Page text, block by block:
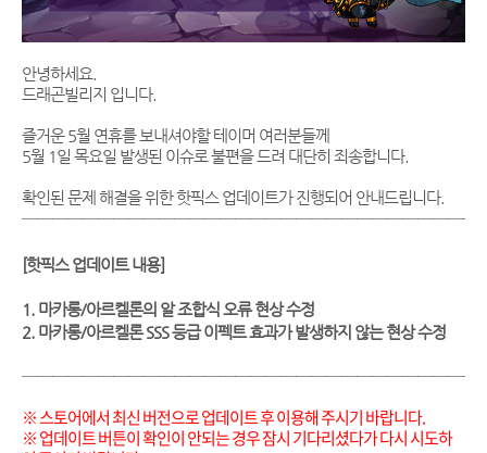
안녕하세요.
드래곤빌리지 입니다.
즐거운 5월 연휴를 보내셔야할 테이머 여러분들께
5월 1일 목요일 발생된 이슈로 불편을 드려 대단히 죄송합니다.
확인된 문제 해결을 위한 핫픽스 업데이트가 진행되어 안내드립니다.
[핫픽스 업데이트 내용]
1. 마카롱/아르켈론의 알 조합식 오류 현상 수정
2. 마카롱/아르켈론 SSS 등급 이펙트 효과가 발생하지 않는 현상 수정
※ 스토어에서 최신 버전으로 업데이트 후 이용해 주시기 바랍니다.
※ 업데이트 버튼이 확인이 안되는 경우 잠시 기다리셨다가 다시 시도하